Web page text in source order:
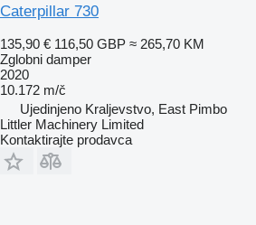
Caterpillar 730
135,90 € 116,50 GBP ≈ 265,70 KM
Zglobni damper
2020
10.172 m/č
Ujedinjeno Kraljevstvo, East Pimbo
Littler Machinery Limited
Kontaktirajte prodavca